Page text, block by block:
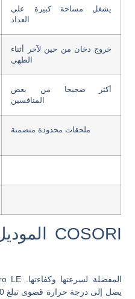
يشغل مساحة كبيرة على
العداد
خروج دخان من حين لآخر أثناء
الطهي
أكثر ضجيجا من بعض
المنافسين
ملحقات محدودة متضمنة